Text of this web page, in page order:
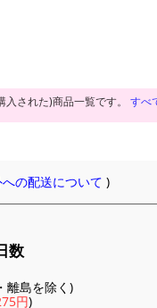
された)商品一覧です。 すべ
の配送について )
数
離島を除く)
円)